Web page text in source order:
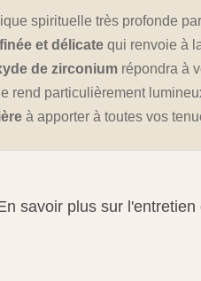
spirituelle très profonde
et délicate qui renvoie à
de zirconium répondra à
rend particulièrement
à apporter à toutes vos
savoir plus sur